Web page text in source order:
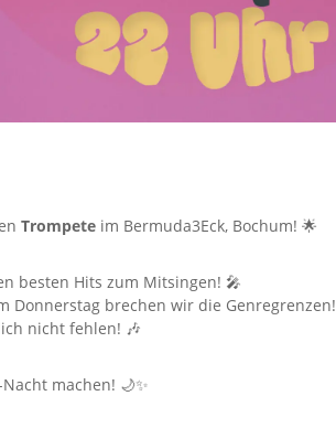
Trompete im Bermuda3Eck, Bochum! 🌟
besten Hits zum Mitsingen! 🎤
Donnerstag brechen wir die Genregrenzen!
nicht fehlen! 🎶
machen! 🌙✨